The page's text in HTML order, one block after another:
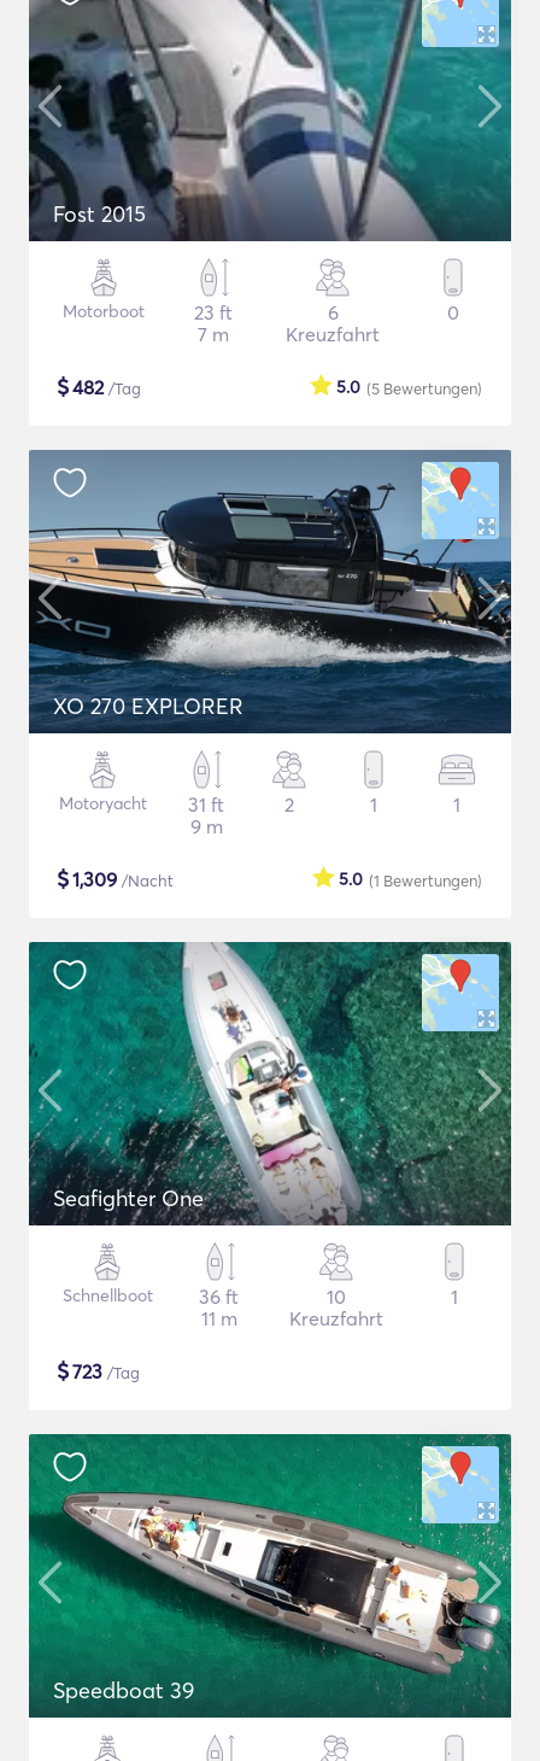
Fost 2015
Motorboot
23 ft
7 m
6
Kreuzfahrt
0
$482/Tag (5 Bewertungen)
5.0
XO 270 EXPLORER
Motoryacht
31 ft
9 m
2 1 1
$1,309 /Nacht (1 Bewertungen)
5.0
Seafighter One
Schnellboot
36 ft
11 m
10
Kreuzfahrt
1
$723 /Tag
Speedboat 39